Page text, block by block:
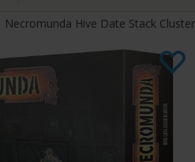
Necromunda Hive Date Stack Cluster